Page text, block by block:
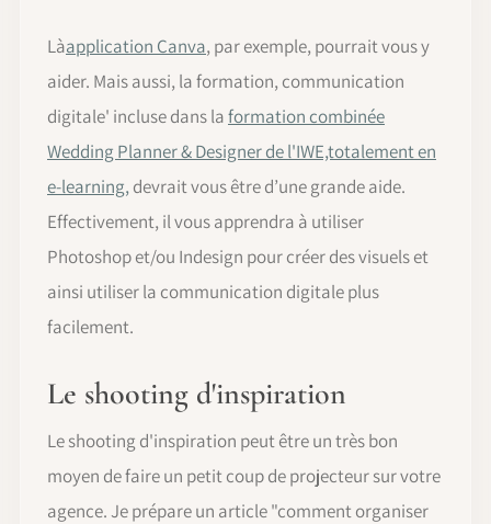
Làapplication Canva, par exemple, pourrait vous y
aider. Mais aussi, la formation, communication
digitale' incluse dans laformation combinée
Wedding Planner & Designer de l'IWE,totalement en
e-learning,devrait vous être d’une grande aide.
Effectivement, il vous apprendra à utiliser
Photoshop et/ou Indesign pour créer des visuels et
ainsi utiliser la communication digitale plus
facilement.
Le shooting d'inspiration
Le shooting d'inspiration peut être un très bon
moyen de faire un petit coup de projecteur sur votre
agence. Je prépare un article "comment organiser